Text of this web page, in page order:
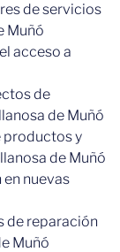
de servicios
Muñó
acceso a
de
de Muñó
productos y
de Muñó
nuevas
de reparación
Muñó